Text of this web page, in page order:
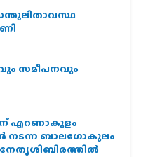
സമീപനവും
എറണാകുളം
നടന്ന ബാലഗോകുലം